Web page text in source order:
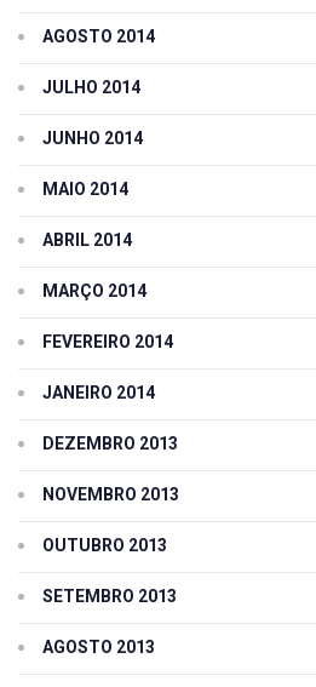
AGOSTO 2014
JULHO 2014
JUNHO 2014
MAIO 2014
ABRIL 2014
MARÇO 2014
FEVEREIRO 2014
JANEIRO 2014
DEZEMBRO 2013
NOVEMBRO 2013
OUTUBRO 2013
SETEMBRO 2013
AGOSTO 2013